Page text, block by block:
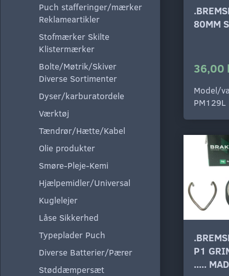
Puch stafferinger/mærker
Reklameartikler
Stofmærker Skilte
Klistermærker
Bolte/Møtrik/Skiver
Diverse Sortimenter
Dyser/karburatordele
Værktøj
Tændrør/Hætte/Kabel
Olie produkter
Smøre-Pleje-Kemi
Hjælpemidler/Universal
Kuglelejer
Låse Sikkerhed
Typeplader Puch
Diverse Batterier/Pærer
Støddæmpersæt
80MM
36,00
Model/
PM129L
P1
.....